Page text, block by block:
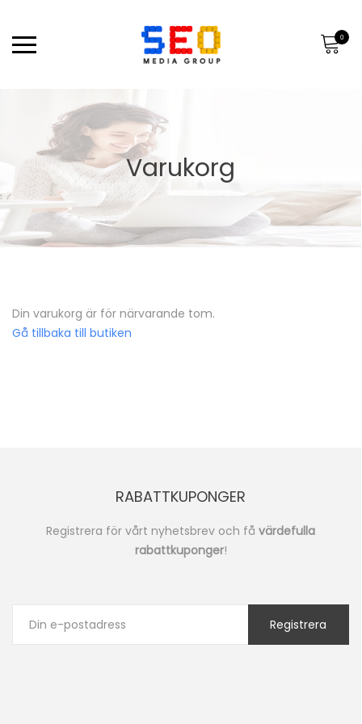
0
Varukorg
Din varukorg är för närvarande tom.
Gå tillbaka till butiken
RABATTKUPONGER
Registrera för vårt nyhetsbrev och få värdefulla
rabattkuponger!